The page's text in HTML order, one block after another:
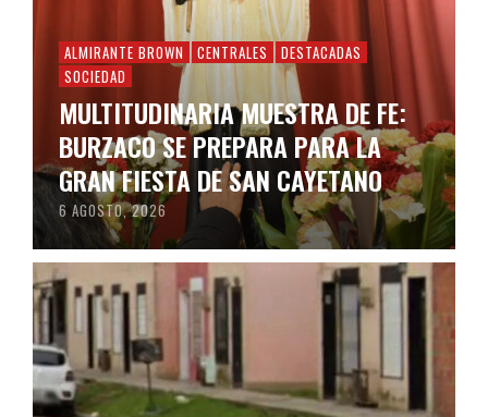
ALMIRANTE BROWN CENTRALES
DESTACADAS
SOCIEDAD
MULTITUDINARIA MUESTRA DE FE:
BURZACO SE PREPARA PARA LA
GRAN FIESTA DE SAN CAYETANO
6 AGOSTO, 2026